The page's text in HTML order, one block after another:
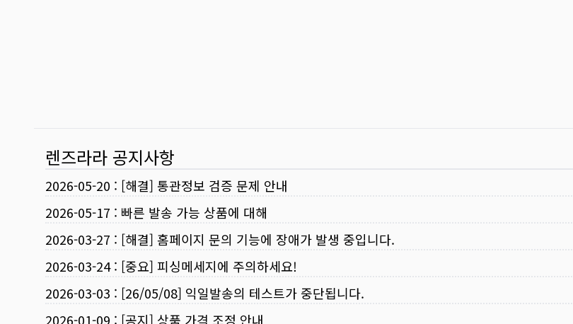
렌즈라라 공지사항
2026-05-20 : [해결] 통관정보 검증 문제 안내
2026-05-17 : 빠른 발송 가능 상품에 대해
2026-03-27 : [해결] 홈페이지 문의 기능에 장애가 발생 중입니다.
2026-03-24: [중요] 피싱메세지에 주의하세요!
2026-03-03 : [26/05/08] 익일발송의 테스트가 중단됩니다.
2026-01-09 : [공지] 상품 가격 조정 안내